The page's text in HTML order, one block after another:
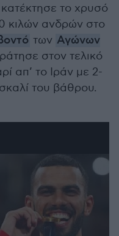
το χρυσό
κιλών ανδρών στο
των Αγώνων
στον τελικό
απ’ το Ιράν με 2-
του βάθρου.